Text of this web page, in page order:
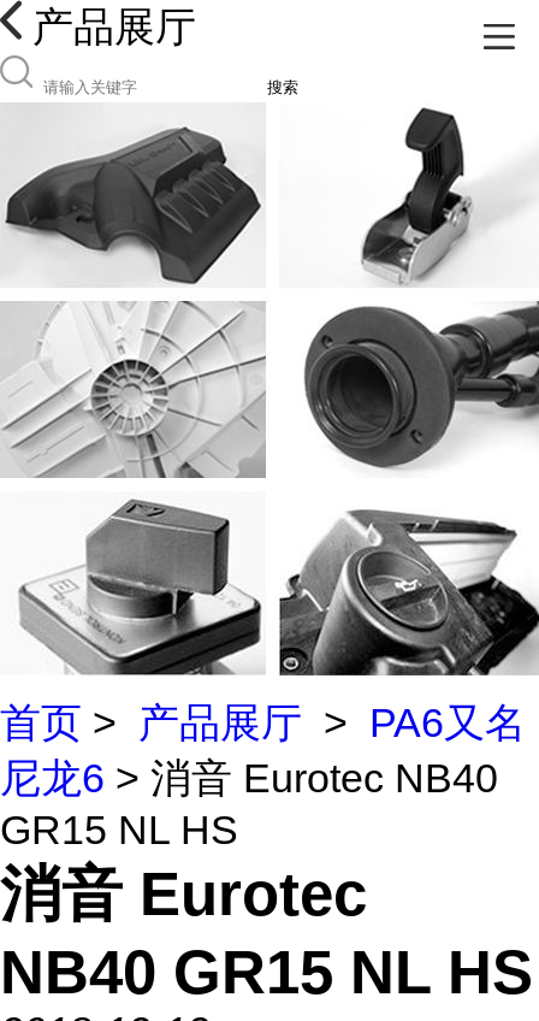
产品展厅
搜索
首页 > 产品展厅 > PA6又名
尼龙6 > 消音 Eurotec NB40
GR15 NL HS
消音 Eurotec
NB40 GR15 NL HS